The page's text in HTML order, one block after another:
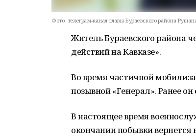
Фото: телеграм-канал главы Бураевского района
Житель Бураевского района
действий на Кавказе».
Во время частичной
позывной «Генерал». Ранее
В настоящее время
окончании побывки